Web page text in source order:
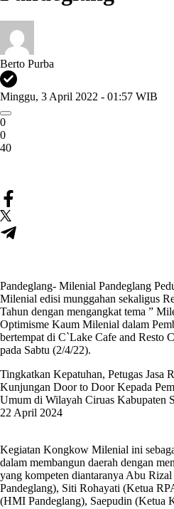
Berto Purba
Minggu, 3 April 2022 - 01:57 WIB
0
0
40
Pandeglang- Milenial Pandeglang
Milenial edisi munggahan sekaligus
Tahun dengan mengangkat tema ”
Optimisme Kaum Milenial dalam
bertempat di C`Lake Cafe and Resto
pada Sabtu (2/4/22).
Tingkatkan Kepatuhan, Petugas Jasa
Kunjungan Door to Door Kepada
Umum di Wilayah Ciruas Kabupaten
22 April 2024
Kegiatan Kongkow Milenial ini
dalam membangun daerah dengan
yang kompeten diantaranya Abu
Pandeglang), Siti Rohayati (Ketua
(HMI Pandeglang), Saepudin (Ketua